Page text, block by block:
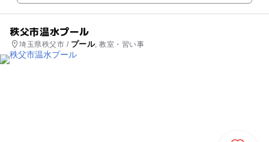
秩父市温水プール
埼玉県秩父市 / プール, 教室・習い事